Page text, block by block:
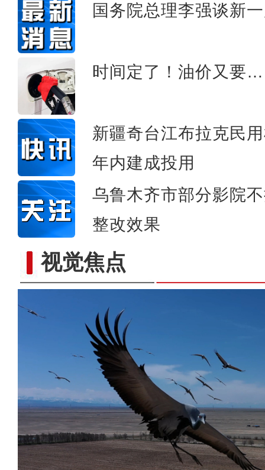
国务院总理李强谈新
时间定了！油价又要
新疆奇台江布拉克民
年内建成投用
乌鲁木齐市部分影院
整改效果
视觉焦点植树造林 乌鲁木齐经开区春